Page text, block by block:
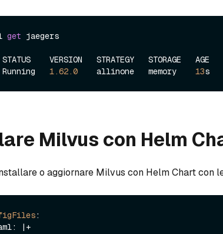
get jaegers
VERSION   STRATEGY   STORAGE   AGE
1.62.0
    allinone   memory
13
Milvus con Helm
o aggiornare Milvus con Helm Chart con
:
: |+